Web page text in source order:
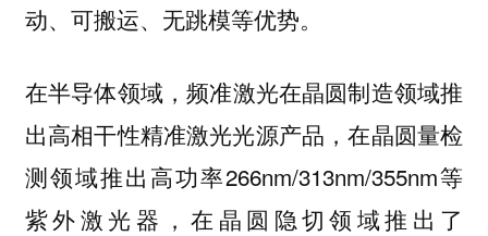
动、可搬运、无跳模等优势。
在半导体领域，频准激光在晶圆制造领域推
出高相干性精准激光光源产品，在晶圆量检
测领域推出高功率266nm/313nm/355nm等
紫外激光器，在晶圆隐切领域推出了